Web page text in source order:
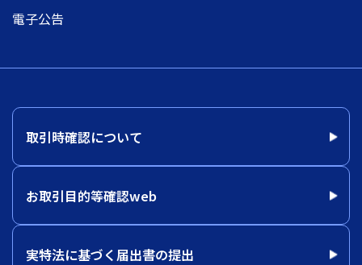
電子公告
取引時確認について
お取引目的等確認web
実特法に基づく届出書の提出